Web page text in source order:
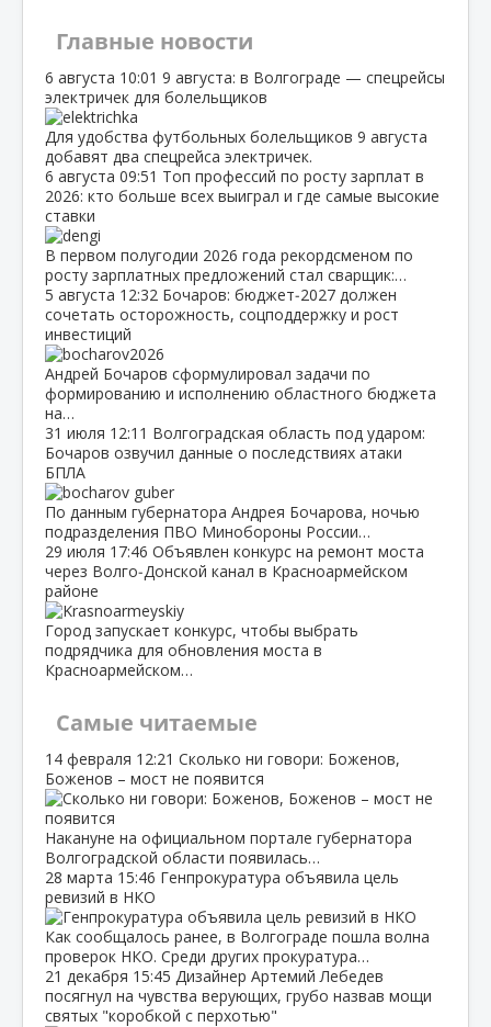
Главные новости
6 августа 10:01 9 августа: в Волгограде — спецрейсы
электричек для болельщиков
Для удобства футбольных болельщиков 9 августа
добавят два спецрейса электричек.
6 августа 09:51 Топ профессий по росту зарплат в
2026: кто больше всех выиграл и где самые высокие
ставки
В первом полугодии 2026 года рекордсменом по
росту зарплатных предложений стал сварщик:…
5 августа 12:32 Бочаров: бюджет‑2027 должен
сочетать осторожность, соцподдержку и рост
инвестиций
Андрей Бочаров сформулировал задачи по
формированию и исполнению областного бюджета
на…
31 июля 12:11 Волгоградская область под ударом:
Бочаров озвучил данные о последствиях атаки
БПЛА
По данным губернатора Андрея Бочарова, ночью
подразделения ПВО Минобороны России…
29 июля 17:46 Объявлен конкурс на ремонт моста
через Волго‑Донской канал в Красноармейском
районе
Город запускает конкурс, чтобы выбрать
подрядчика для обновления моста в
Красноармейском…
Самые читаемые
14 февраля 12:21 Сколько ни говори: Боженов,
Боженов – мост не появится
Накануне на официальном портале губернатора
Волгоградской области появилась…
28 марта 15:46 Генпрокуратура объявила цель
ревизий в НКО
Как сообщалось ранее, в Волгограде пошла волна
проверок НКО. Среди других прокуратура…
21 декабря 15:45 Дизайнер Артемий Лебедев
посягнул на чувства верующих, грубо назвав мощи
святых "коробкой с перхотью"